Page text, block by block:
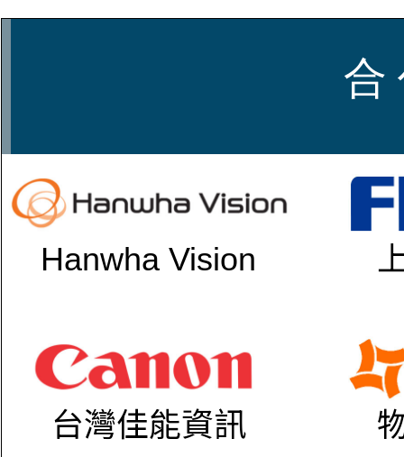
合
Hanwha Vision
台灣佳能資訊